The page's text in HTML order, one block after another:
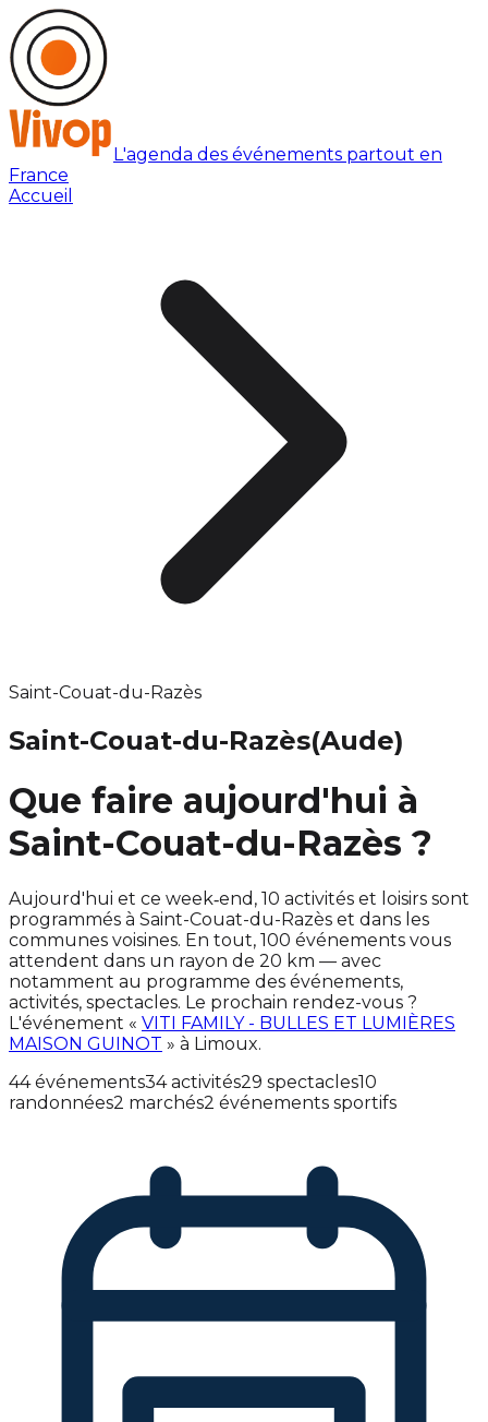
L'agenda des événements partout en
France
Accueil
Saint-Couat-du-Razès
Saint-Couat-du-Razès(Aude)
Que faire aujourd'hui à
Saint-Couat-du-Razès ?
Aujourd'hui et ce week‑end, 10 activités et loisirs sont
programmés à Saint-Couat-du-Razès et dans les
communes voisines. En tout, 100 événements vous
attendent dans un rayon de 20 km — avec
notamment au programme des événements,
activités, spectacles. Le prochain rendez-vous ?
L'événement « VITI FAMILY - BULLES ET LUMIÈRES
MAISON GUINOT » à Limoux.
44 événements34 activités29 spectacles10
randonnées2 marchés2 événements sportifs